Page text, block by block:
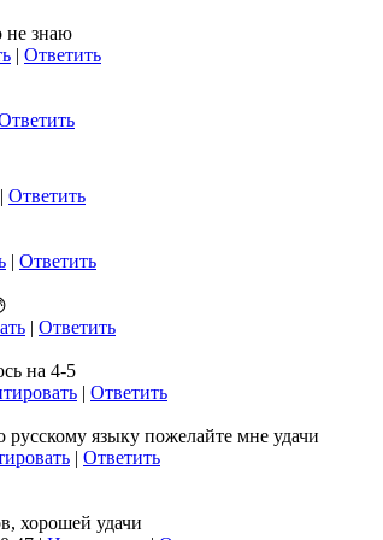
не знаю
| Ответить
| Ответить
| Ответить
| Ответить
на 4-5
| Ответить
языку пожелайте мне удачи
| Ответить
хорошей удачи